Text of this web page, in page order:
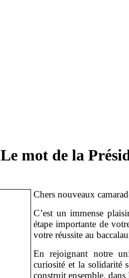
Le mot de la
Chers nouveaux
C’est un immense
étape importante de
votre réussite au
En rejoignant notre
curiosité et la solidarité
construit ensemble, dans